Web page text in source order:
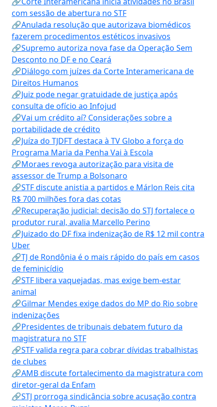
com sessão de abertura no STF
🔗Anulada resolução que autorizava biomédicos
fazerem procedimentos estéticos invasivos
🔗Supremo autoriza nova fase da Operação Sem
Desconto no DF e no Ceará
🔗Diálogo com juízes da Corte Interamericana de
Direitos Humanos
🔗Juiz pode negar gratuidade de justiça após
consulta de ofício ao Infojud
🔗Vai um crédito aí? Considerações sobre a
portabilidade de crédito
🔗Juíza do TJDFT destaca à TV Globo a força do
Programa Maria da Penha Vai à Escola
🔗Moraes revoga autorização para visita de
assessor de Trump a Bolsonaro
🔗STF discute anistia a partidos e Márlon Reis cita
R$ 700 milhões fora das cotas
🔗Recuperação judicial: decisão do STJ fortalece o
produtor rural, avalia Marcello Perino
🔗Juizado do DF fixa indenização de R$ 12 mil contra
Uber
🔗TJ de Rondônia é o mais rápido do país em casos
de feminicídio
🔗STF libera vaquejadas, mas exige bem-estar
animal
🔗Gilmar Mendes exige dados do MP do Rio sobre
indenizações
🔗Presidentes de tribunais debatem futuro da
magistratura no STF
🔗STF valida regra para cobrar dívidas trabalhistas
de clubes
🔗AMB discute fortalecimento da magistratura com
diretor-geral da Enfam
🔗STJ prorroga sindicância sobre acusação contra